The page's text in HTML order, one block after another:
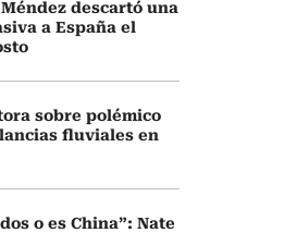
descartó una
a España el
sobre polémico
fluviales en
o es China”: Nate